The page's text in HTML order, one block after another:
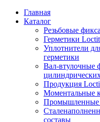
Главная
Каталог
Резьбовые
Герметики
Уплотнители
герметики
Вал-втулочные
Продукция
Моментальные
Промышленные
составы